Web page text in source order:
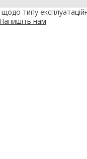
типу
Напишіть нам